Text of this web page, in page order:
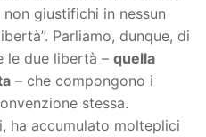
non giustifichi in nessun
Parliamo, dunque, di
le due libertà – quella
– che compongono i
stessa.
ha accumulato molteplici